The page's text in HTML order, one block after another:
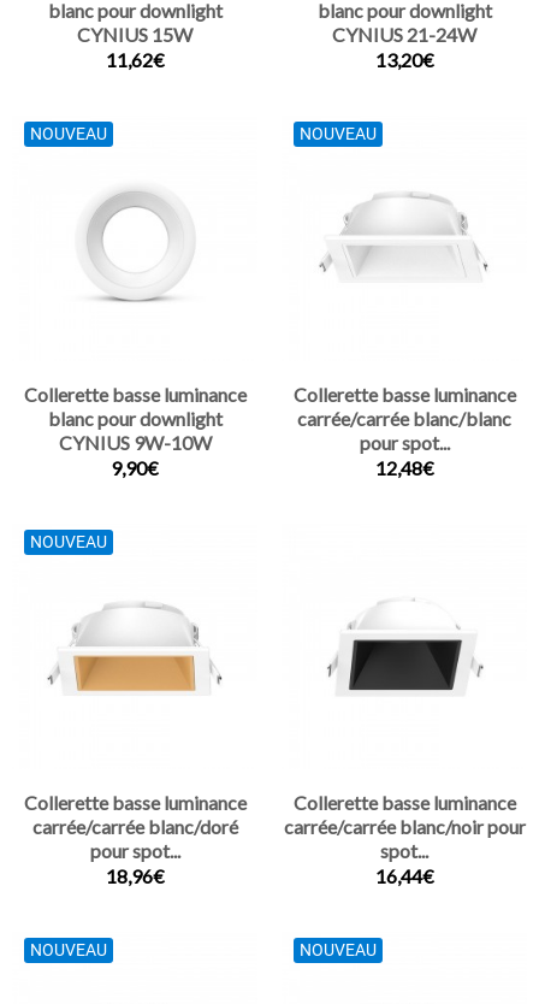
blanc pour downlight
CYNIUS 15W
11,62€
blanc pour downlight
CYNIUS 21-24W
13,20€
NOUVEAU
Collerette basse luminance
blanc pour downlight
CYNIUS 9W-10W
9,90€
NOUVEAU
Collerette basse luminance
carrée/carrée blanc/blanc
pour spot...
12,48€
NOUVEAU
Collerette basse luminance
carrée/carrée blanc/doré
pour spot...
18,96€
Collerette basse luminance
carrée/carrée blanc/noir pour
spot...
16,44€
NOUVEAU NOUVEAU